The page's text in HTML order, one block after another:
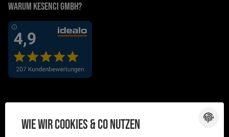
Warum Kesenci GmbH?
Wie wir Cookies & Co nutzen